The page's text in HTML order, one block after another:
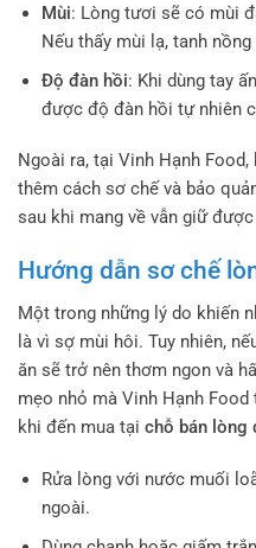
Mùi: Lòng tươi sẽ có mùi
Nếu thấy mùi lạ, tanh
Độ đàn hồi: Khi dùng tay
được độ đàn hồi tự nhiên
Ngoài ra, tại Vinh Hạnh
thêm cách sơ chế và bảo
sau khi mang về vẫn giữ
Hướng dẫn sơ chế
Một trong những lý do khiến
là vì sợ mùi hôi. Tuy nhiên,
ăn sẽ trở nên thơm ngon và
mẹo nhỏ mà Vinh Hạnh
khi đến mua tại chỗ bán lòng
Rửa lòng với nước muối
ngoài.